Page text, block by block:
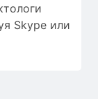
Skype или